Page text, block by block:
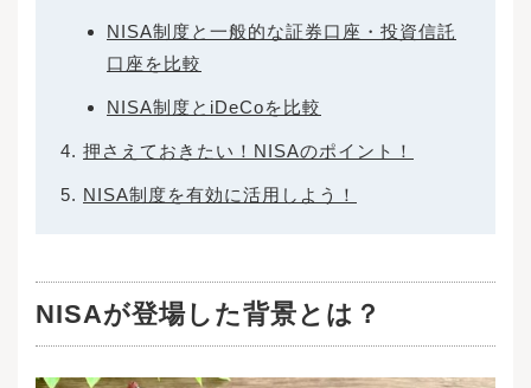
NISA制度と一般的な証券口座・投資信託
口座を比較
NISA制度とiDeCoを比較
押さえておきたい！NISAのポイント！
NISA制度を有効に活用しよう！
NISAが登場した背景とは？